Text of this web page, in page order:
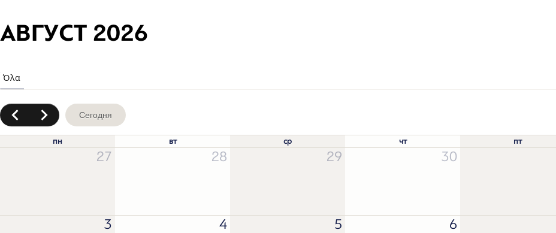
Сегодня
АВГУСТ 2026
пн вт ср чт пт
27 28 29 30
3 4 5 6